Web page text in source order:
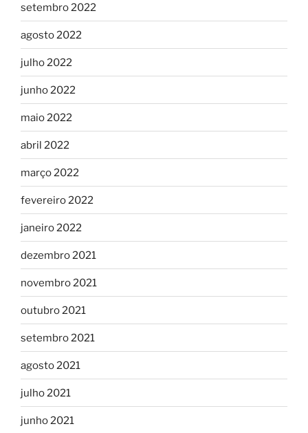
setembro 2022
agosto 2022
julho 2022
junho 2022
maio 2022
abril 2022
março 2022
fevereiro 2022
janeiro 2022
dezembro 2021
novembro 2021
outubro 2021
setembro 2021
agosto 2021
julho 2021
junho 2021